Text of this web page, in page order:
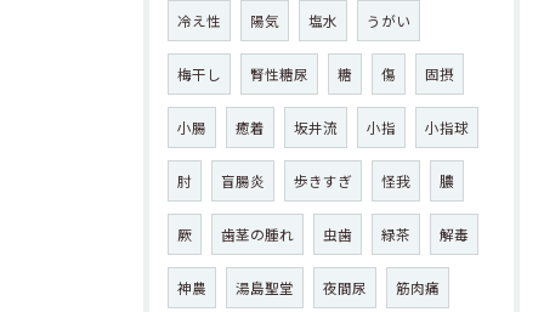
冷え性 陽気 塩水 うがい
梅干し 腎性糖尿 糖 傷 固摂
小腸 癒着 坂井流 小指 小指球
肘 盲腸炎 歩きすぎ 怪我 膿
厥 歯茎の腫れ 虫歯 緑茶 解毒
神農 湯島聖堂 夜間尿 筋肉痛